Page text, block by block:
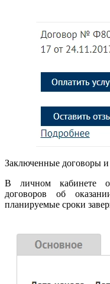
Заключенные договоры и
В личном кабинете
договоров об
планируемые сроки